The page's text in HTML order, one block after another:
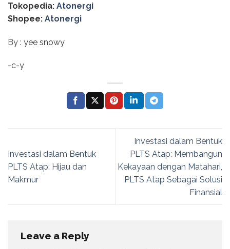
Tokopedia: Atonergi
Shopee: Atonergi
By : yee snowy
-c-y
Investasi dalam Bentuk
PLTS Atap: Hijau dan
Makmur
Investasi dalam Bentuk
PLTS Atap: Membangun
Kekayaan dengan Matahari,
PLTS Atap Sebagai Solusi
Finansial
Leave a Reply